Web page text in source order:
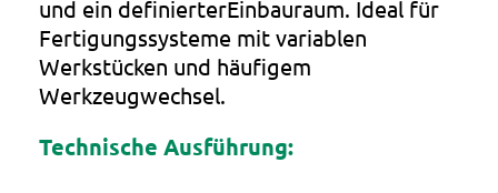
und ein definierterEinbauraum. Ideal für
Fertigungssysteme mit variablen
Werkstücken und häufigem
Werkzeugwechsel.
Technische Ausführung: